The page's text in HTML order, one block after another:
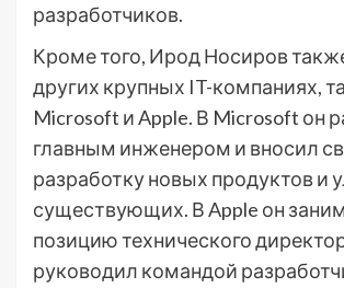
разработчиков.
Кроме того, Ирод Носиров
других крупных IT-компаниях,
Microsoft и Apple. В Microsoft он
главным инженером и вносил
разработку новых продуктов и
существующих. В Apple он
позицию технического
руководил командой